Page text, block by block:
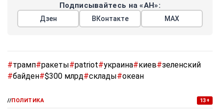
Подписывайтесь на «АН»:
Дзен ВКонтакте МАХ
#трамп#ракеты#patriot#украина#киев#зеленский
#байден#$300 млрд#склады#океан
//ПОЛИТИКА 13+